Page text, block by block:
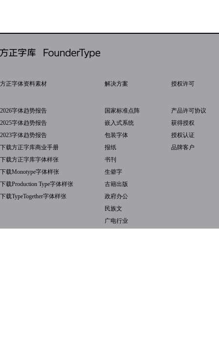
方正字体资料素材
2026字体趋势报告
2025字体趋势报告
2023字体趋势报告
下载方正字库商业手册
下载方正字库字体样张
下载Monotype字体样张
下载Production Type字体样张
下载TypeTogether字体样张
解决方案
国家标准点阵
嵌入式系统
包装字体
报纸
书刊
生僻字
古籍出版
政府办公
民族文
广电行业
授权许可
产品许可协议
获得授权
授权认证
品牌客户